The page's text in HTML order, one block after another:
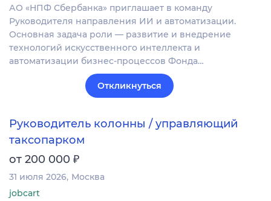
АО «НПФ Сбербанка» приглашает в команду
Руководителя направления ИИ и автоматизации.
Основная задача роли — развитие и внедрение
технологий искусственного интеллекта и
автоматизации бизнес-процессов Фонда…
Откликнуться
Руководитель колонны / управляющий
таксопарком
от 200 000 ₽
31 июля 2026 Москва
jobcart